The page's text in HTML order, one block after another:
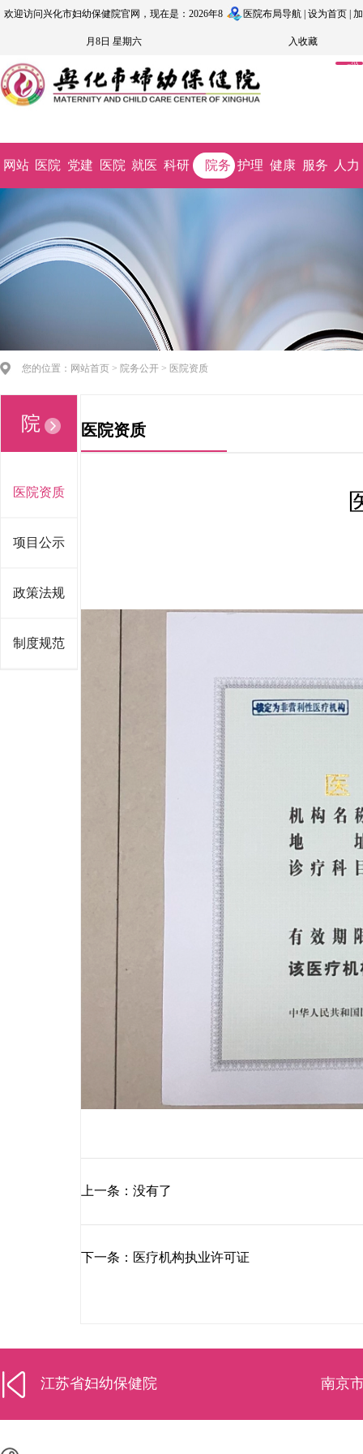
欢迎访问兴化市妇幼保健院官网，现在是：2026年8
月8日 星期六
医院布局导航| 设为首页| 加
入收藏
OA
系
网站
首页
医院
概况
党建
文化
医院
动态
就医
指南
科研
教学
院务
公开
护理
园地
健康
科普
服务
监督
人力
资源
您的位置：网站首页 > 院务公开 > 医院资质
院
公
开
医院资质
项目公示
政策法规
制度规范
医院资质
上一条：没有了
下一条：医疗机构执业许可证
江苏省妇幼保健院 南京